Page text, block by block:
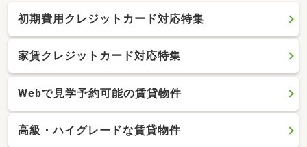
初期費用クレジットカード対応特集
家賃クレジットカード対応特集
Webで見学予約可能の賃貸物件
高級・ハイグレードな賃貸物件